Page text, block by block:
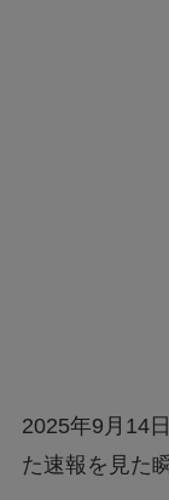
2025年9月14
た速報を見た